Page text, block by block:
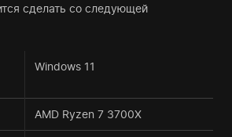
сделать со следующей
Windows 11
AMD Ryzen 7 3700X